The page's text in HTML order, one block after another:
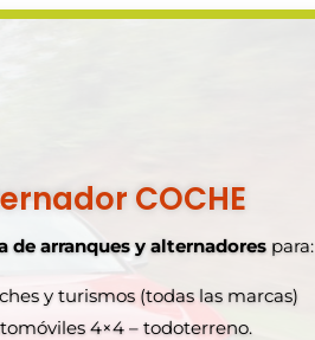
COCHE
de arranques y alternadorespara:
y turismos (todas las marcas)
4×4 – todoterreno.